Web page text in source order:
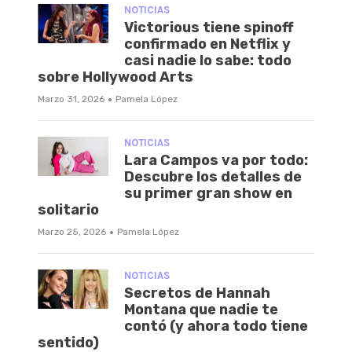
NOTICIAS
Victorious tiene spinoff
confirmado en Netflix y
casi nadie lo sabe: todo
sobre Hollywood Arts
Marzo 31, 2026 · Pamela López
NOTICIAS
Lara Campos va por todo:
Descubre los detalles de
su primer gran show en
solitario
Marzo 25, 2026 · Pamela López
NOTICIAS
Secretos de Hannah
Montana que nadie te
contó (y ahora todo tiene
sentido)